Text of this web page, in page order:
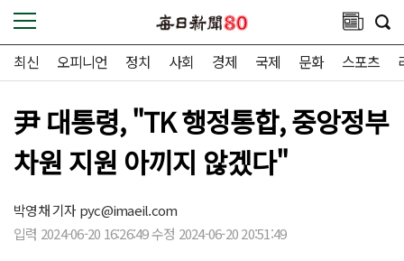
최신 오피니언 정치 사회 경제 국제 문화 스포츠
尹 대통령, "TK 행정통합, 중앙정부
차원 지원 아끼지 않겠다"
박영채 기자pyc@imaeil.com
입력 2024-06-20 16:26:49 수정 2024-06-20 20:51:49